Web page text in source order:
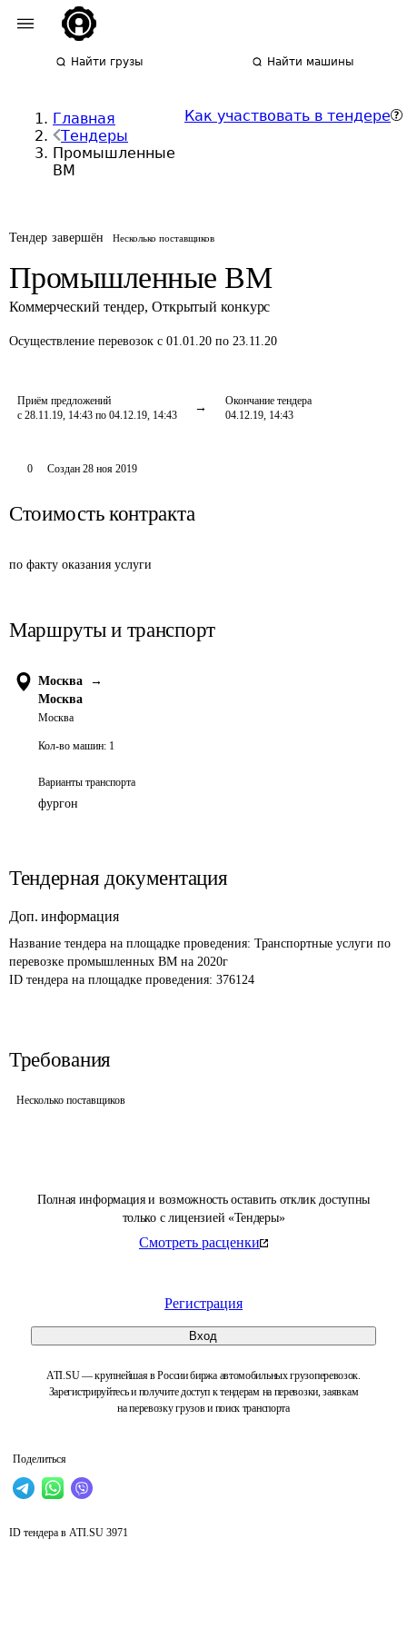
Найти грузы Найти машины
Главная
Тендеры
Промышленные
ВМ
Как участвовать в тендере
Тендер завершён Несколько поставщиков
Промышленные ВМ
Коммерческий тендер, Открытый конкурс
Осуществление перевозок с 01.01.20 по 23.11.20
Приём предложений
с 28.11.19, 14:43 по 04.12.19, 14:43
Окончание тендера
04.12.19, 14:43
Полная информация и возможность оставить отклик доступны
только с лицензией «Тендеры»
Смотреть расценки
Регистрация
Вход
ATI.SU — крупнейшая в России биржа автомобильных грузоперевозок.
Зарегистрируйтесь и получите доступ к тендерам на перевозки, заявкам
на перевозку грузов и поиск транспорта
Поделиться
0 Создан 28 ноя 2019
Стоимость контракта
по факту оказания услуги
Маршруты и транспорт
Москва
→
Москва
Москва
Кол-во машин: 1
Варианты транспорта
фургон
Тендерная документация
Доп. информация
Название тендера на площадке проведения: Транспортные услуги по
перевозке промышленных ВМ на 2020г
ID тендера на площадке проведения: 376124
Требования
Несколько поставщиков
ID тендера в ATI.SU 3971